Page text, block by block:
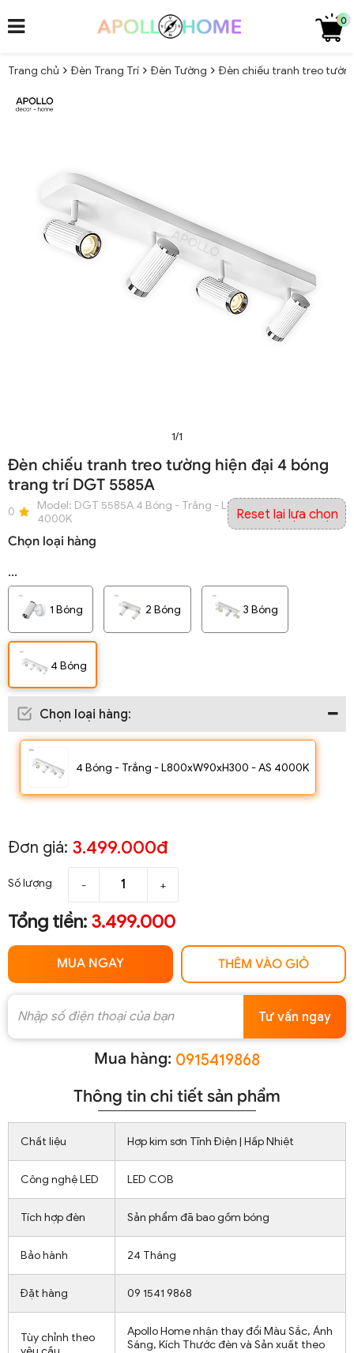
0
Trang chủ Đèn Trang Trí Đèn Tường Đèn chiếu tranh treo
1/1
Đèn chiếu tranh treo tường hiện đại 4 bóng
trang trí DGT 5585A
0 Model: DGT 5585A 4 Bóng - Trắng - L800xW90xH300 - AS
4000K
Chọn loại hàng
...
1 Bóng 2 Bóng 3 Bóng
4 Bóng
Chọn loại hàng:
4 Bóng - Trắng - L800xW90xH300 - AS 4000K
Reset lại lựa chọn
Đơn giá: 3.499.000đ
Số lượng - +
Tổng tiền: 3.499.000
MUA NGAY THÊM VÀO GIỎ
Tư vấn ngay
Mua hàng: 0915419868
Thông tin chi tiết sản phẩm
Chất liệu Hợp kim sơn Tĩnh Điện | Hấp Nhiệt
Công nghệ LED LED COB
Tích hợp đèn Sản phẩm đã bao gồm bóng
Bảo hành 24 Tháng
Đặt hàng 09 1541 9868
Tùy chỉnh theo
Apollo Home nhận thay đổi Màu Sắc, Ánh
Sáng, Kích Thước đèn và Sản xuất theo